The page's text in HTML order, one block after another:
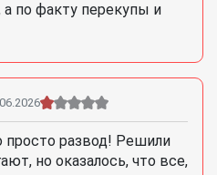
по факту перекупы и
просто развод! Решили
но оказалось, что все,